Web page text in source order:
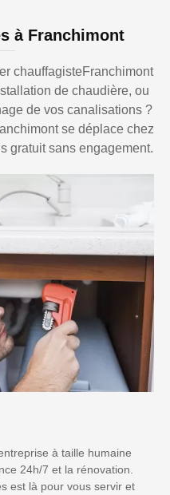
à Franchimont
chauffagisteFranchimont
de chaudière, ou
de vos canalisations ?
se déplace chez
gratuit sans engagement.
à taille humaine
24h/7 et la rénovation.
est là pour vous servir et